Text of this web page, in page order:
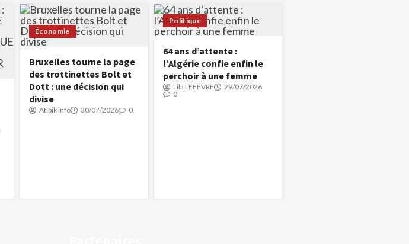
Économie
Bruxelles tourne la page
des trottinettes Bolt et
Dott : une décision qui
divise
Atipik info 30/07/2026 0
Politique
64 ans d’attente :
l’Algérie confie enfin le
perchoir à une femme
Lila LEFEVRE
29/07/2026
0